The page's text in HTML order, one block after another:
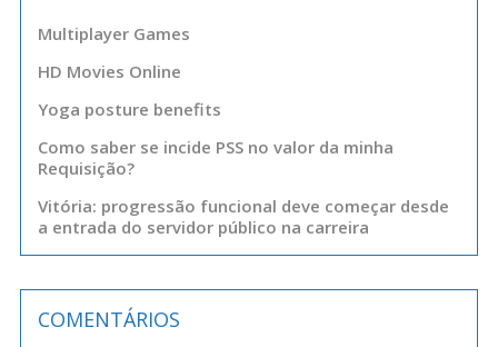
Multiplayer Games
HD Movies Online
Yoga posture benefits
Como saber se incide PSS no valor da minha
Requisição?
Vitória: progressão funcional deve começar desde
a entrada do servidor público na carreira
COMENTÁRIOS